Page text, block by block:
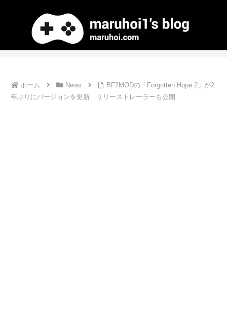
ホーム News
BF2MODの「Forgotten Hope 2」が2
年ぶりにバージョンを更新 リリーストレーラーも公開